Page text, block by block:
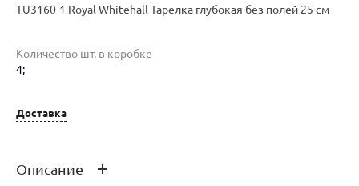
TU3160-1 Royal Whitehall Тарелка глубокая без полей 25 см
Количество шт. в коробке
4;
Доставка
Описание